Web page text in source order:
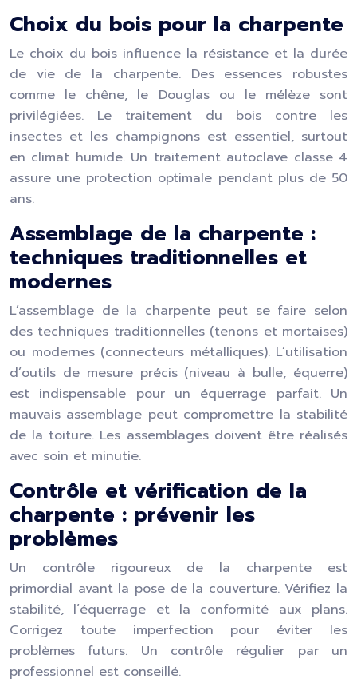
Choix du bois pour la charpente
Le choix du bois influence la résistance et la durée
de vie de la charpente. Des essences robustes
comme le chêne, le Douglas ou le mélèze sont
privilégiées. Le traitement du bois contre les
insectes et les champignons est essentiel, surtout
en climat humide. Un traitement autoclave classe 4
assure une protection optimale pendant plus de 50
ans.
Assemblage de la charpente :
techniques traditionnelles et
modernes
L’assemblage de la charpente peut se faire selon
des techniques traditionnelles (tenons et mortaises)
ou modernes (connecteurs métalliques). L’utilisation
d’outils de mesure précis (niveau à bulle, équerre)
est indispensable pour un équerrage parfait. Un
mauvais assemblage peut compromettre la stabilité
de la toiture. Les assemblages doivent être réalisés
avec soin et minutie.
Contrôle et vérification de la
charpente : prévenir les
problèmes
Un contrôle rigoureux de la charpente est
primordial avant la pose de la couverture. Vérifiez la
stabilité, l’équerrage et la conformité aux plans.
Corrigez toute imperfection pour éviter les
problèmes futurs. Un contrôle régulier par un
professionnel est conseillé.